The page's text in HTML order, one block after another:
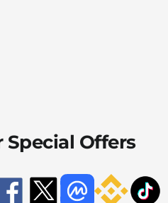
Special Offers